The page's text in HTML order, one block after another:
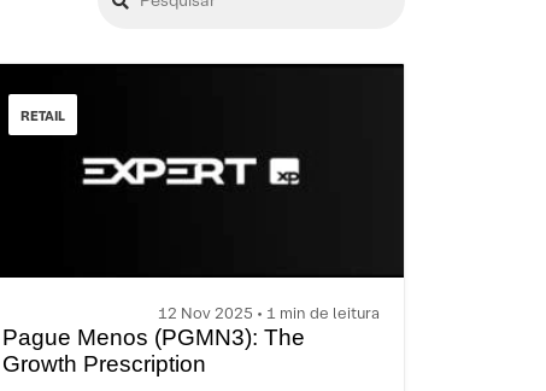
RETAIL
12 Nov 2025 • 1 min de leitura
Pague Menos (PGMN3): The
Growth Prescription